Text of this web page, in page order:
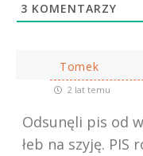
3 KOMENTARZY
Tomek
2 lat temu
Odsunęli pis od
łeb na szyję. PIS